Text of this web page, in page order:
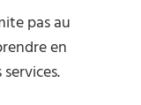
pas au
en